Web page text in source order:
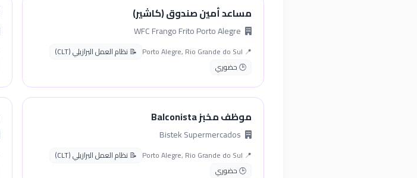
مساعد أمين صندوق (كاشير)
📍 Porto Alegre, Rio Grande do Sul
📝 نظام العمل البرازيلي (CLT)
🕒 حضوري
موظف مخبز Balconista
📍 Porto Alegre, Rio Grande do Sul
📝 نظام العمل البرازيلي (CLT)
🕒 حضوري